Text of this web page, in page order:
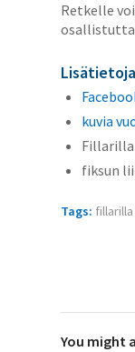
Retkelle
Lisätietoja
kuvia
Fillarilla
fiksun
Tags:
You might